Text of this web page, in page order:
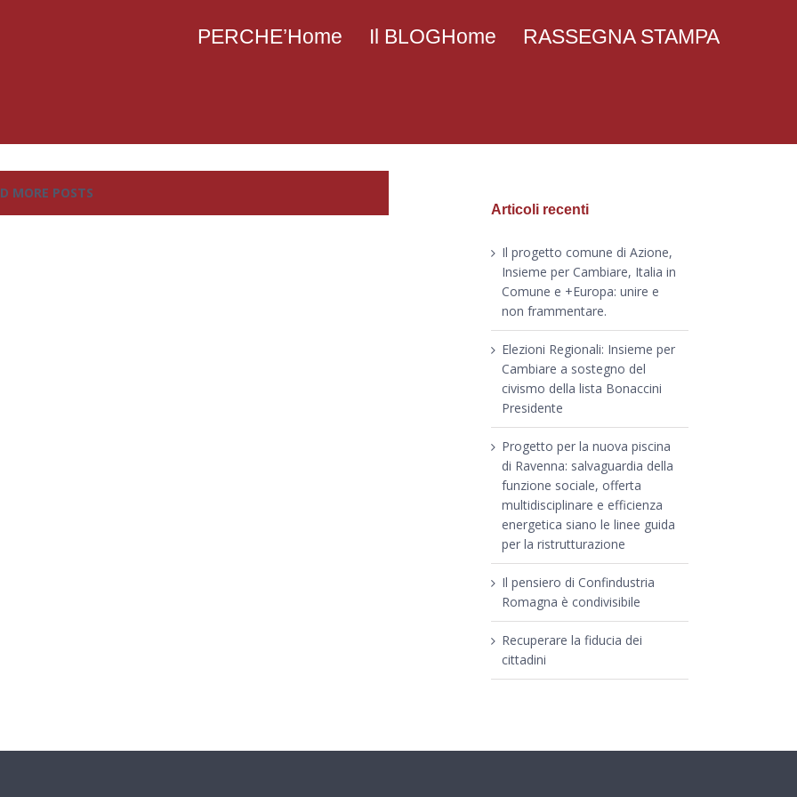
PERCHE’Home Il BLOGHome RASSEGNA STAMPA
MORE POSTS
Articoli recenti
Il progetto comune di Azione,
Insieme per Cambiare, Italia in
Comune e +Europa: unire e
non frammentare.
Elezioni Regionali: Insieme per
Cambiare a sostegno del
civismo della lista Bonaccini
Presidente
Progetto per la nuova piscina
di Ravenna: salvaguardia della
funzione sociale, offerta
multidisciplinare e efficienza
energetica siano le linee guida
per la ristrutturazione
Il pensiero di Confindustria
Romagna è condivisibile
Recuperare la fiducia dei
cittadini